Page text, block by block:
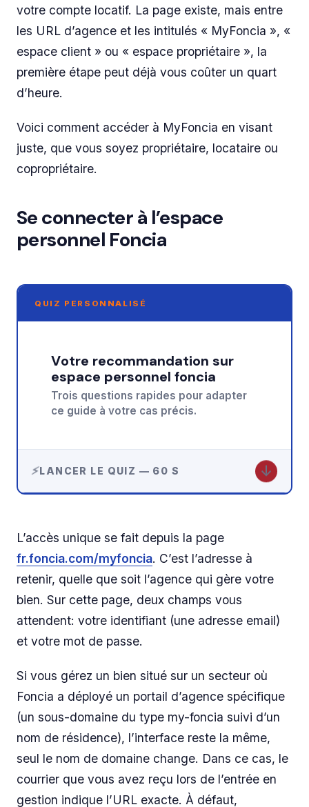
votre compte locatif. La page existe, mais entre
les URL d’agence et les intitulés « MyFoncia », «
espace client » ou « espace propriétaire », la
première étape peut déjà vous coûter un quart
d’heure.
Voici comment accéder à MyFoncia en visant
juste, que vous soyez propriétaire, locataire ou
copropriétaire.
Se connecter à l’espace
personnel Foncia
QUIZ PERSONNALISÉ
Votre recommandation sur
espace personnel foncia
Trois questions rapides pour adapter
ce guide à votre cas précis.
LANCER LE QUIZ — 60 S ↓
L’accès unique se fait depuis la page
fr.foncia.com/myfoncia. C’est l’adresse à
retenir, quelle que soit l’agence qui gère votre
bien. Sur cette page, deux champs vous
attendent: votre identifiant (une adresse email)
et votre mot de passe.
Si vous gérez un bien situé sur un secteur où
Foncia a déployé un portail d’agence spécifique
(un sous-domaine du type my-foncia suivi d’un
nom de résidence), l’interface reste la même,
seul le nom de domaine change. Dans ce cas, le
courrier que vous avez reçu lors de l’entrée en
gestion indique l’URL exacte. À défaut,